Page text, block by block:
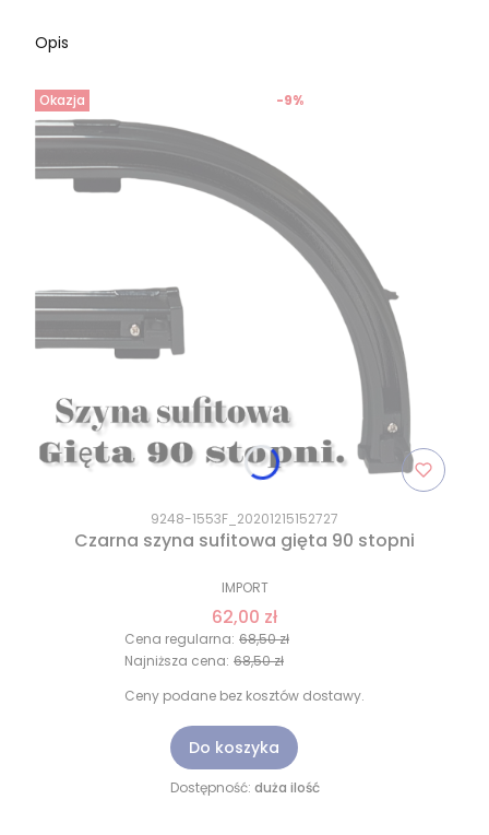
Opis
Okazja
9248-1553F_20201215152727
Czarna szyna sufitowa gięta 90 stopni
IMPORT
62,00 zł
Cena regularna: 68,50 zł
-9%
Najniższa cena: 68,50 zł
Ceny podane bez kosztów dostawy.
Do koszyka
Dostępność: duża ilość